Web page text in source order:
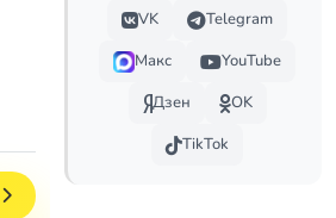
VK
Telegram
Макс
YouTube
Дзен
OK
TikTok